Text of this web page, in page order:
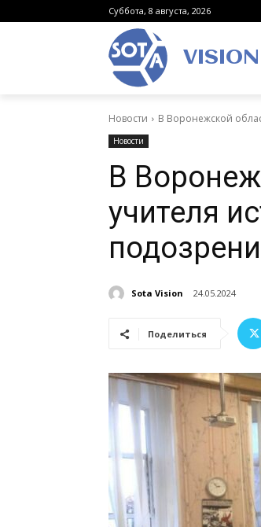
Суббота, 8 августа, 2026
VISION
Новости В Воронежской
Новости
В
учителя
Sota Vision 24.05.2024
Поделиться